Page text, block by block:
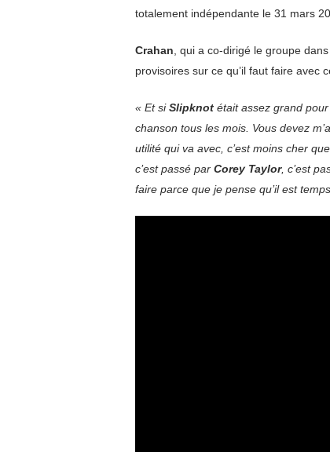
totalement indépendante le 31 mars
Crahan , qui a co-dirigé le groupe
provisoires sur ce qu’il faut faire avec
« Et siSlipknot était assez grand
chanson tous les mois. Vous devez
utilité qui va avec, c’est moins cher
c’est passé par Corey Taylor, c’est
faire parce que je pense qu’il est